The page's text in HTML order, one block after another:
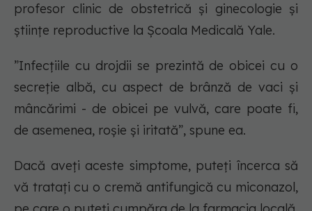
profesor clinic de obstetrică și ginecologie și
științe reproductive la Școala Medicală Yale.
”Infecțiile cu drojdii se prezintă de obicei cu o
secreție albă, cu aspect de brânză de vaci și
mâncărimi - de obicei pe vulvă, care poate fi,
de asemenea, roșie și iritată”, spune ea.
Dacă aveți aceste simptome, puteți încerca să
vă tratați cu o cremă antifungică cu miconazol,